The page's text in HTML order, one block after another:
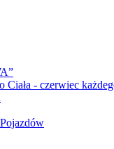
Ciała - czerwiec